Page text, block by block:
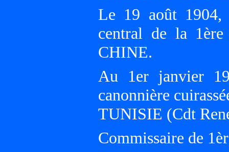
Le 19 août 1904,
central de la
CHINE.
Au 1er janvier
canonnière
TUNISIE (Cdt
Commissaire de